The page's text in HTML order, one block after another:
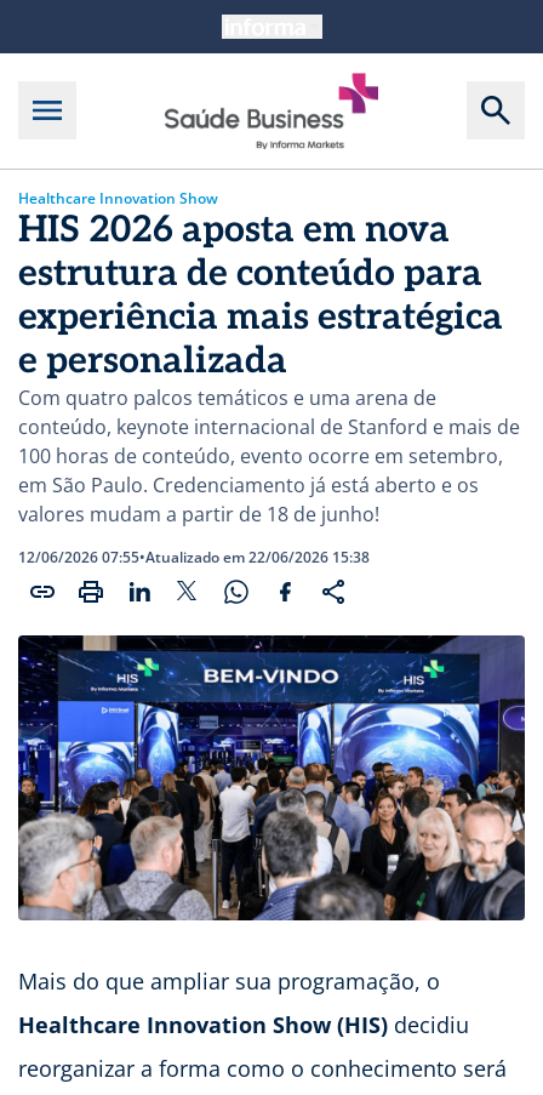
Healthcare Innovation Show
HIS 2026 aposta em nova
estrutura de conteúdo para
experiência mais estratégica
e personalizada
Com quatro palcos temáticos e uma arena de
conteúdo, keynote internacional de Stanford e mais de
100 horas de conteúdo, evento ocorre em setembro,
em São Paulo. Credenciamento já está aberto e os
valores mudam a partir de 18 de junho!
12/06/2026 07:55•Atualizado em 22/06/2026 15:38
Mais do que ampliar sua programação, o
Healthcare Innovation Show (HIS) decidiu
reorganizar a forma como o conhecimento será